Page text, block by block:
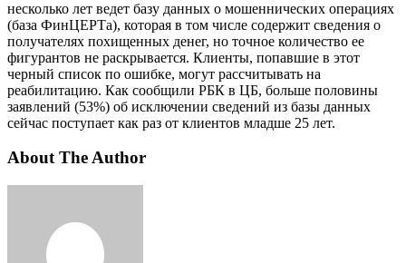
несколько лет ведет базу данных о мошеннических операциях
(база ФинЦЕРТа), которая в том числе содержит сведения о
получателях похищенных денег, но точное количество ее
фигурантов не раскрывается. Клиенты, попавшие в этот
черный список по ошибке, могут рассчитывать на
реабилитацию. Как сообщили РБК в ЦБ, больше половины
заявлений (53%) об исключении сведений из базы данных
сейчас поступает как раз от клиентов младше 25 лет.
About The Author